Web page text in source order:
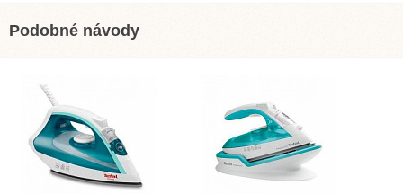
Podobné návody